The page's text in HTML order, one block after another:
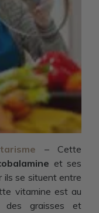
– Cette
et ses
ils se situent entre
vitamine est au
des graisses et